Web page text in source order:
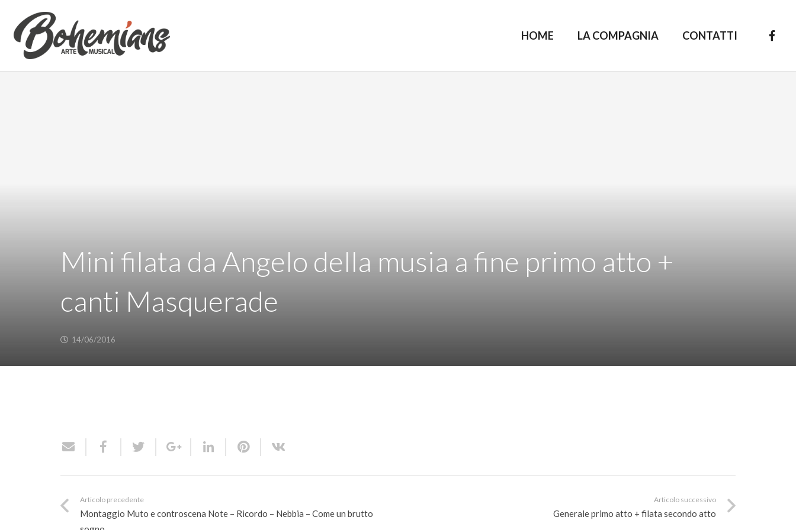
HOME LA COMPAGNIA CONTATTI
Mini filata da Angelo della musia a fine primo atto +
canti Masquerade
14/06/2016
Articolo precedente
Montaggio Muto e controscena Note – Ricordo – Nebbia – Come un brutto
Articolo successivo
Generale primo atto + filata secondo atto